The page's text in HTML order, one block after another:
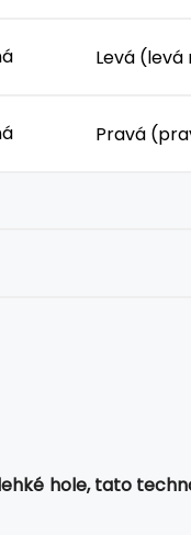
Levá
Pravá
hole, tato